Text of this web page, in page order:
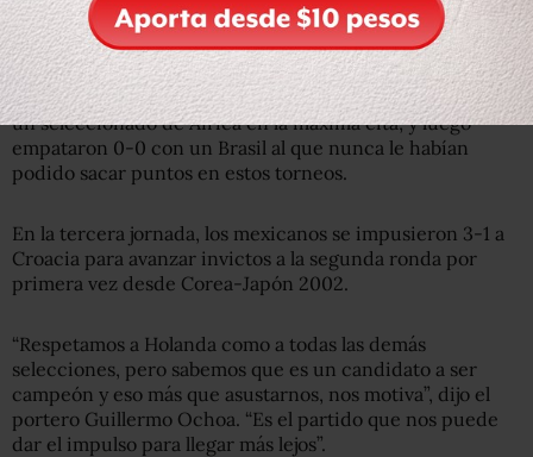
Esa confianza de México en este Mundial ha ido
creciendo con el paso de los partidos.En el debut
superaron 1-0 a Camerún, la primera vez que vencen a
un seleccionado de África en la máxima cita; y luego
empataron 0-0 con un Brasil al que nunca le habían
podido sacar puntos en estos torneos.
En la tercera jornada, los mexicanos se impusieron 3-1 a
Croacia para avanzar invictos a la segunda ronda por
primera vez desde Corea-Japón 2002.
“Respetamos a Holanda como a todas las demás
selecciones, pero sabemos que es un candidato a ser
campeón y eso más que asustarnos, nos motiva”, dijo el
portero Guillermo Ochoa. “Es el partido que nos puede
dar el impulso para llegar más lejos”.